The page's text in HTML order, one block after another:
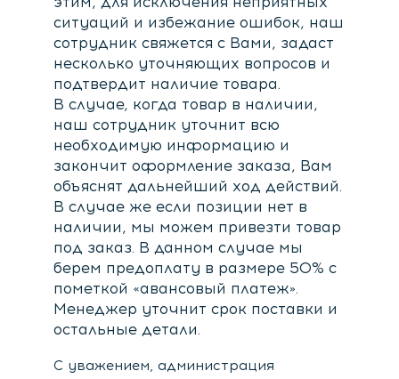
ситуаций и избежание ошибок, наш
сотрудник свяжется с Вами, задаст
несколько уточняющих вопросов и
подтвердит наличие товара.
В случае, когда товар в наличии,
наш сотрудник уточнит всю
необходимую информацию и
закончит оформление заказа, Вам
объяснят дальнейший ход действий.
В случае же если позиции нет в
наличии, мы можем привезти товар
под заказ. В данном случае мы
берем предоплату в размере 50% с
пометкой «авансовый платеж».
Менеджер уточнит срок поставки и
остальные детали.
С уважением, администрация